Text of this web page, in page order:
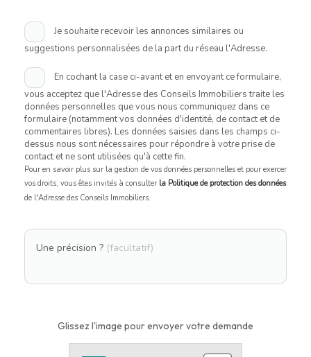
Je souhaite recevoir les annonces similaires ou
suggestions personnalisées de la part du réseau l'Adresse.
En cochant la case ci-avant et en envoyant ce formulaire,
vous acceptez que l'Adresse des Conseils Immobiliers traite les
données personnelles que vous nous communiquez dans ce
formulaire (notamment vos données d'identité, de contact et de
commentaires libres). Les données saisies dans les champs ci-
dessus nous sont nécessaires pour répondre à votre prise de
contact et ne sont utilisées qu'à cette fin.
Pour en savoir plus sur la gestion de vos données personnelles et pour exercer
vos droits, vous êtes invités à consulter la Politique de protection des données
de l'Adresse des Conseils Immobiliers.
Une précision ? (facultatif)
Glissez l'image pour envoyer votre demande